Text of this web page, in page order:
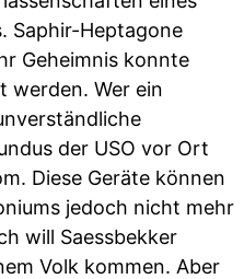
Saphir-Heptagone
Geheimnis konnte
werden. Wer ein
der USO vor Ort
Diese Geräte können
jedoch nicht mehr
will Saessbekker
Volk kommen. Aber